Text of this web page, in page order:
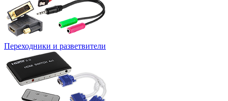
Переходники и разветвители